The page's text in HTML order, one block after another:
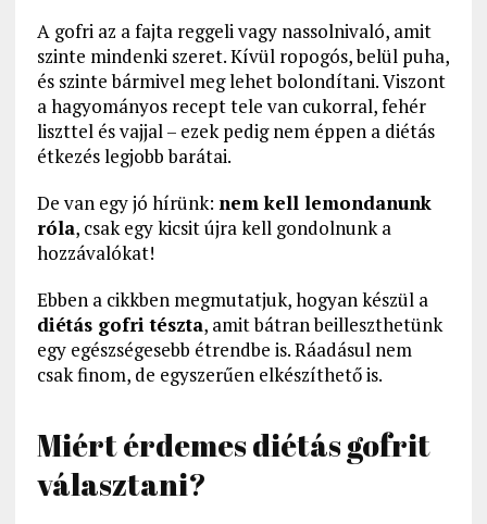
A gofri az a fajta reggeli vagy nassolnivaló, amit
szinte mindenki szeret. Kívül ropogós, belül puha,
és szinte bármivel meg lehet bolondítani. Viszont
a hagyományos recept tele van cukorral, fehér
liszttel és vajjal – ezek pedig nem éppen a diétás
étkezés legjobb barátai.
De van egy jó hírünk: nem kell lemondanunk
róla, csak egy kicsit újra kell gondolnunk a
hozzávalókat!
Ebben a cikkben megmutatjuk, hogyan készül a
diétás gofri tészta, amit bátran beilleszthetünk
egy egészségesebb étrendbe is. Ráadásul nem
csak finom, de egyszerűen elkészíthető is.
Miért érdemes diétás gofrit
választani?